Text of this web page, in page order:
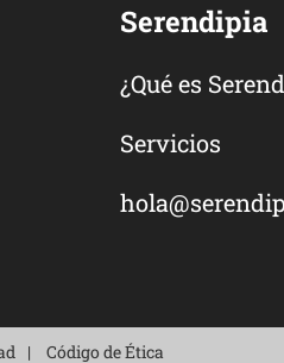
Serendipia
¿Qué es
Servicios
Código de Ética